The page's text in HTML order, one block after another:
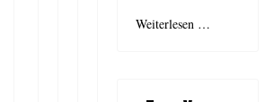
Weiterlesen …